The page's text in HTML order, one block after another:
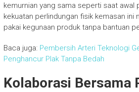
kemurnian yang sama seperti saat awal
kekuatan perlindungan fisik kemasan ini
pakai kegunaan produk tanpa bantuan
Baca juga: Pembersih Arteri Teknologi
Penghancur Plak Tanpa Bedah
Kolaborasi Bersama